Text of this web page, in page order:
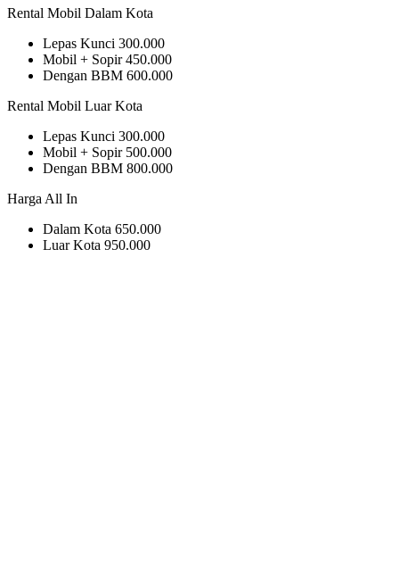
Rental Mobil Dalam Kota
Lepas Kunci 300.000
Mobil + Sopir450.000
Dengan BBM 600.000
Rental Mobil Luar Kota
Lepas Kunci 300.000
Mobil + Sopir 500.000
Dengan BBM 800.000
Harga All In
Dalam Kota 650.000
Luar Kota 950.000